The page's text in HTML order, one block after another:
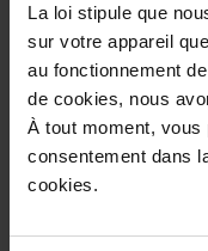
La loi stipule que
sur votre appareil
au fonctionnement
de cookies, nous
À tout moment,
consentement dans
cookies.
Gebruiksadvies
Review Beleid